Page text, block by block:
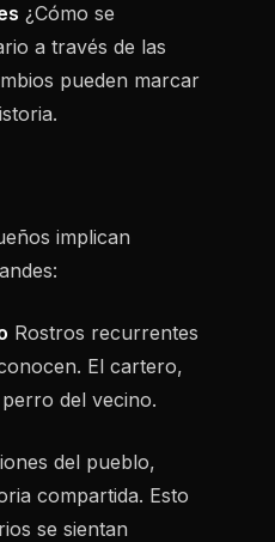
¿Cómo se
a través de las
pueden marcar
implican
Rostros recurrentes
El cartero,
del vecino.
del pueblo,
compartida. Esto
se sientan